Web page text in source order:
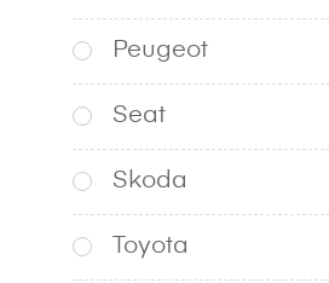
Peugeot
Seat
Skoda
Toyota